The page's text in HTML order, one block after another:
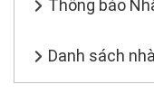
Thông báo
Danh sách